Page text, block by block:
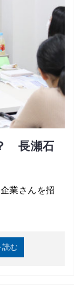
長瀬石
業さんを招
読む